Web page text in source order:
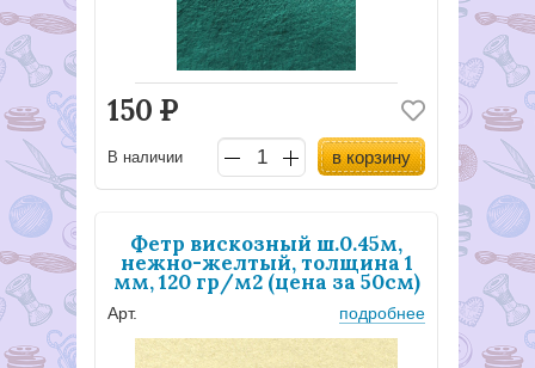
150 Р
В наличии в корзину
Фетр вискозный ш.0.45м,
нежно-желтый, толщина 1
мм, 120 гр/м2 (цена за 50см)
Арт. подробнее